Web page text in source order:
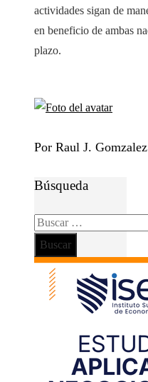
actividades sigan de
en beneficio de ambas
plazo.
Por Raul J. Gomzalez
Búsqueda
Buscar: